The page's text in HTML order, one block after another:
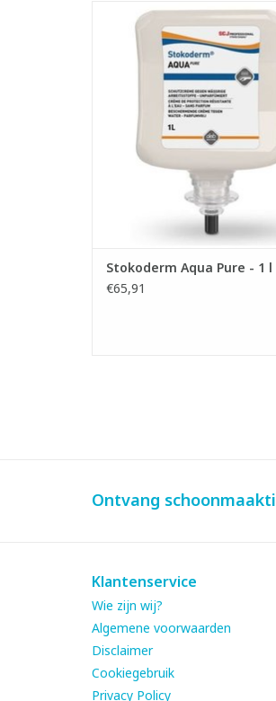
Huidbeschermende
- Beschermt de huid bij het
waterige of met water
en bij nat werk
- Stabiliseert, regenereert en
huidbarrière
- Herstellend effect
- Met ECARF-kwaliteitskeurmerk
allergievriendelijke
TOEVOEGEN AAN
Stokoderm Aqua Pure - 1 l
€65,91
Ontvang
Klantenservice
Wie zijn wij?
Algemene voorwaarden
Disclaimer
Cookiegebruik
Privacy Policy